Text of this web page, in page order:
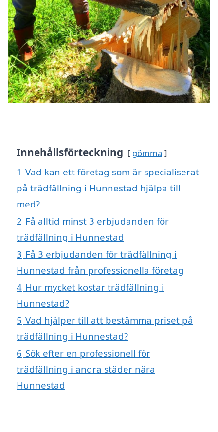
Innehållsförteckning gömma
1 Vad kan ett företag som är specialiserat
på trädfällning i Hunnestad hjälpa till
med?
2 Få alltid minst 3 erbjudanden för
trädfällning i Hunnestad
3 Få 3 erbjudanden för trädfällning i
Hunnestad från professionella företag
4 Hur mycket kostar trädfällning i
Hunnestad?
5 Vad hjälper till att bestämma priset på
trädfällning i Hunnestad?
6 Sök efter en professionell för
trädfällning i andra städer nära
Hunnestad